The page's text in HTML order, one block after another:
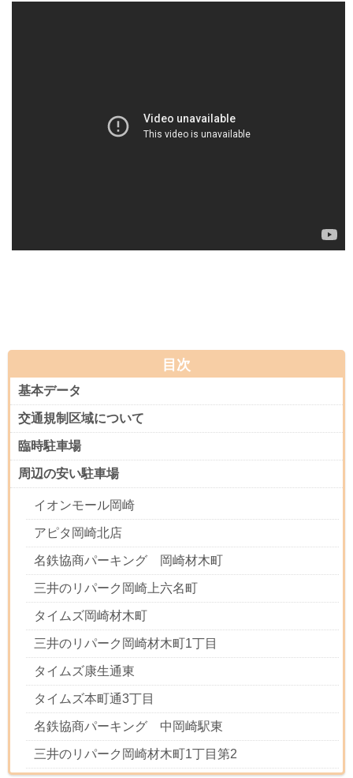
目次
基本データ
交通規制区域について
臨時駐車場
周辺の安い駐車場
イオンモール岡崎
アピタ岡崎北店
名鉄協商パーキング 岡崎材木町
三井のリパーク岡崎上六名町
タイムズ岡崎材木町
三井のリパーク岡崎材木町1丁目
タイムズ康生通東
タイムズ本町通3丁目
名鉄協商パーキング 中岡崎駅東
三井のリパーク岡崎材木町1丁目第2